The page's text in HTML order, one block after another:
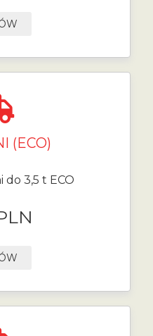
(ECO)
do 3,5 t ECO